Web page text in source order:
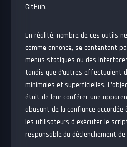
GitHub.
En réalité, nombre de ces outils
comme annoncé, se contentant
menus statiques ou des
tandis que d’autres effectuaient
minimales et superficielles.
était de leur conférer une
abusant de la confiance
les utilisateurs à exécuter le
responsable du déclenchement de